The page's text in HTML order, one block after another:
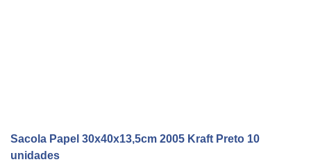
Sacola Papel 30x40x13,5cm 2005 Kraft Preto 10
unidades